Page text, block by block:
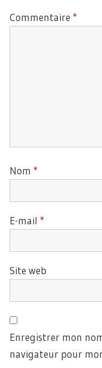
Commentaire *
Nom *
E-mail *
Site web
Enregistrer mon
navigateur pour